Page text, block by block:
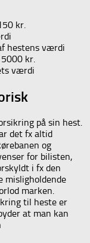
kr.
hestens værdi
kr.
værdi
på sin hest.
det fx altid
og
for bilisten,
i fx den
misligholdende
marken.
til heste er
at man kan